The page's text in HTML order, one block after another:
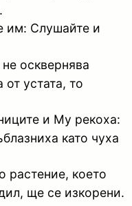
им: Слушайте и
осквернява
от устата, то
и Му рекоха:
като чуха
растение, което
ще се изкорени.